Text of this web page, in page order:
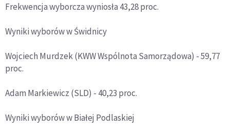
Frekwencja wyborcza wyniosła 43,28 proc.
Wyniki wyborów w Świdnicy
Wojciech Murdzek (KWW Wspólnota Samorządowa) - 59,77
proc.
Adam Markiewicz (SLD) - 40,23 proc.
Wyniki wyborów w Białej Podlaskiej